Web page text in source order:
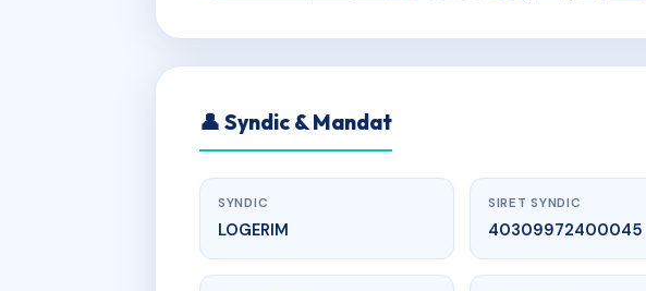
👤 Syndic & Mandat
SYNDIC
LOGERIM
SIRET SYNDIC
40309972400045